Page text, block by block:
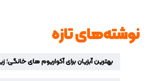
نوشته‌های تازه